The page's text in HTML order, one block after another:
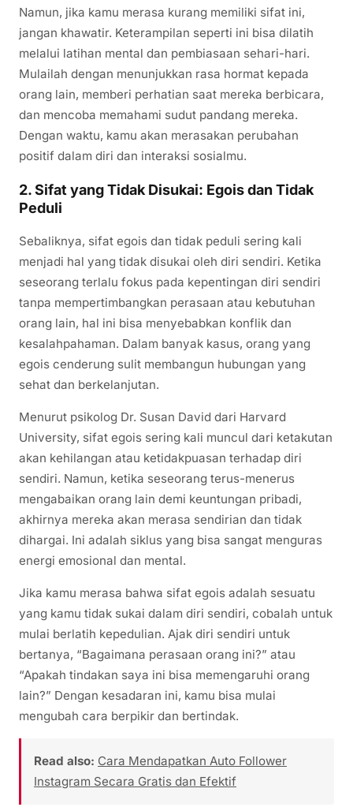
Namun, jika kamu merasa kurang memiliki sifat ini,
jangan khawatir. Keterampilan seperti ini bisa dilatih
melalui latihan mental dan pembiasaan sehari-hari.
Mulailah dengan menunjukkan rasa hormat kepada
orang lain, memberi perhatian saat mereka berbicara,
dan mencoba memahami sudut pandang mereka.
Dengan waktu, kamu akan merasakan perubahan
positif dalam diri dan interaksi sosialmu.
2. Sifat yang Tidak Disukai: Egois dan Tidak
Peduli
Sebaliknya, sifat egois dan tidak peduli sering kali
menjadi hal yang tidak disukai oleh diri sendiri. Ketika
seseorang terlalu fokus pada kepentingan diri sendiri
tanpa mempertimbangkan perasaan atau kebutuhan
orang lain, hal ini bisa menyebabkan konflik dan
kesalahpahaman. Dalam banyak kasus, orang yang
egois cenderung sulit membangun hubungan yang
sehat dan berkelanjutan.
Menurut psikolog Dr. Susan David dari Harvard
University, sifat egois sering kali muncul dari ketakutan
akan kehilangan atau ketidakpuasan terhadap diri
sendiri. Namun, ketika seseorang terus-menerus
mengabaikan orang lain demi keuntungan pribadi,
akhirnya mereka akan merasa sendirian dan tidak
dihargai. Ini adalah siklus yang bisa sangat menguras
energi emosional dan mental.
Jika kamu merasa bahwa sifat egois adalah sesuatu
yang kamu tidak sukai dalam diri sendiri, cobalah untuk
mulai berlatih kepedulian. Ajak diri sendiri untuk
bertanya, “Bagaimana perasaan orang ini?” atau
“Apakah tindakan saya ini bisa memengaruhi orang
lain?” Dengan kesadaran ini, kamu bisa mulai
mengubah cara berpikir dan bertindak.
Read also: Cara Mendapatkan Auto Follower
Instagram Secara Gratis dan Efektif